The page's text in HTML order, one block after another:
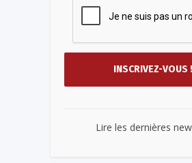
Lire les dernières